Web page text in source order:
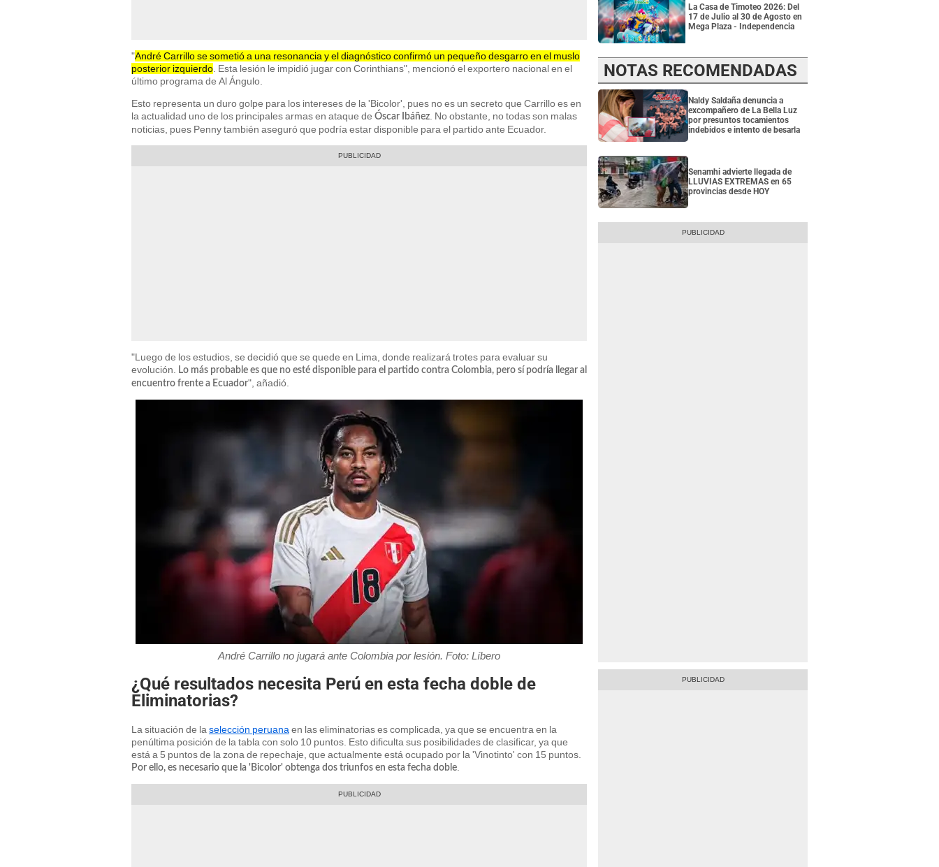
"André Carrillo se sometió a una resonancia y el diagnóstico confirmó un pequeño desgarro en el muslo
posterior izquierdo . Esta lesión le impidió jugar con Corinthians", mencionó el exportero nacional en el
último programa de Al Ángulo.
Esto representa un duro golpe para los intereses de la 'Bicolor', pues no es un secreto que Carrillo es en
la actualidad uno de los principales armas en ataque de Óscar Ibáñez . No obstante, no todas son malas
noticias, pues Penny también aseguró que podría estar disponible para el partido ante Ecuador.
"Luego de los estudios, se decidió que se quede en Lima, donde realizará trotes para evaluar su
evolución.
Lo más probable es que no esté disponible para el partido contra Colombia, pero sí podría llegar al
encuentro frente a Ecuador", añadió.
André Carrillo no jugará ante Colombia por lesión. Foto: Líbero
¿Qué resultados necesita Perú en esta fecha doble de
Eliminatorias?
La situación de laselección peruanaen las eliminatorias es complicada, ya que se encuentra en la
penúltima posición de la tabla con solo 10 puntos. Esto dificulta sus posibilidades de clasificar, ya que
está a 5 puntos de la zona de repechaje, que actualmente está ocupado por la 'Vinotinto' con 15 puntos.
Por ello, es necesario que la 'Bicolor' obtenga dos triunfos en esta fecha doble.
La Casa de Timoteo 2026: Del
17 de Julio al 30 de Agosto en
Mega Plaza - Independencia
NOTAS RECOMENDADAS
Naldy Saldaña denuncia a
excompañero de La Bella Luz
por presuntos tocamientos
indebidos e intento de besarla
Senamhi advierte llegada de
LLUVIAS EXTREMAS en 65
provincias desde HOY